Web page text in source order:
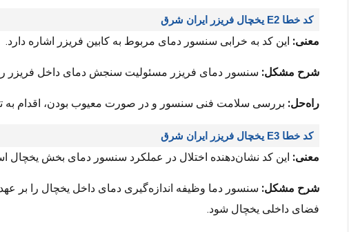
کد خطا E2 یخچال فریزر ایران شرق
معنی: این کد به خرابی سنسور دمای مربوط به کابین فریزر اشاره دارد.
شرح مشکل: سنسور دمای فریزر مسئولیت سنجش دمای داخل فریزر را
راه‌حل: بررسی سلامت فنی سنسور و در صورت معیوب بودن، اقدام
کد خطا E3 یخچال فریزر ایران شرق
معنی: این کد نشان‌دهنده اختلال در عملکرد سنسور دمای بخش یخچال
شرح مشکل: سنسور دما وظیفه اندازه‌گیری دمای داخل یخچال را بر
فضای داخلی یخچال شود.